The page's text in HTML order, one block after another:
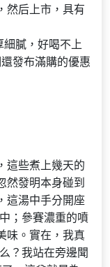
然后上市，具有
細膩，好喝不上
發布滿購的優惠
這些煮上幾天的
然發明本身碰到
這湯中手分開座
；參賽濃重的噴
味。實在，我真
？我站在旁邊聞